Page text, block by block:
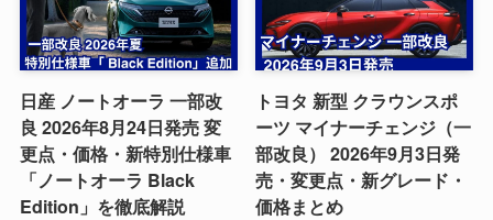
日産 ノートオーラ 一部改
良 2026年8月24日発売 変
更点・価格・新特別仕様車
「ノートオーラ Black
Edition」を徹底解説
トヨタ 新型 クラウンスポ
ーツ マイナーチェンジ（一
部改良） 2026年9月3日発
売・変更点・新グレード・
価格まとめ